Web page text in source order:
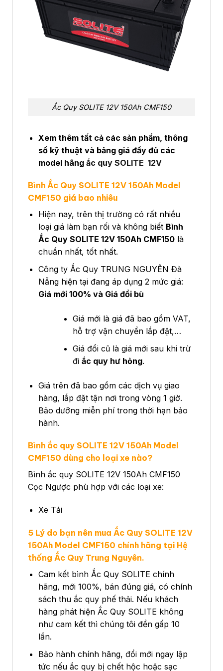
Ắc Quy SOLITE 12V 150Ah CMF150
Xem thêm tất cả các sản phẩm, thông
số kỹ thuật và bảng giá đầy đủ các
model hãngắc quy SOLITE 12V
Bình Ắc Quy SOLITE 12V 150Ah Model
CMF150 giá bao nhiêu
Hiện nay, trên thị trường có rất nhiều
loại giá làm bạn rối và không biết Bình
Ắc Quy SOLITE 12V 150Ah CMF150là
chuẩn nhất, tốt nhất.
Công ty Ắc Quy TRUNG NGUYÊN Đà
Nẵng hiện tại đang áp dụng 2 mức giá:
Giá mới 100% và Giá đổi bù
Giá mới là giá đã bao gồm VAT,
hỗ trợ vận chuyển lắp đặt,…
Giá đổi cũ là giá mới sau khi trừ
đi ắc quy hư hỏng.
Giá trên đã bao gồm các dịch vụ giao
hàng, lắp đặt tận nơi trong vòng 1 giờ.
Bảo dưỡng miễn phí trong thời hạn bảo
hành.
Bình ắc quy SOLITE 12V 150Ah Model
CMF150 dùng cho loại xe nào?
Bình ắc quy SOLITE 12V 150Ah CMF150
Cọc Ngược phù hợp với các loại xe:
Xe Tải
5 Lý do bạn nên mua Ắc Quy SOLITE 12V
150Ah Model CMF150 chính hãng tại Hệ
thống Ắc Quy Trung Nguyên.
Cam kết bình Ắc Quy SOLITE chính
hãng, mới 100%, bán đúng giá, có chính
sách thu ắc quy phế thải. Nếu khách
hàng phát hiện Ắc Quy SOLITE không
như cam kết thì chúng tôi đền gấp 10
lần.
Bảo hành chính hãng, đổi mới ngay lập
tức nếu ắc quy bị chết hộc hoặc sạc